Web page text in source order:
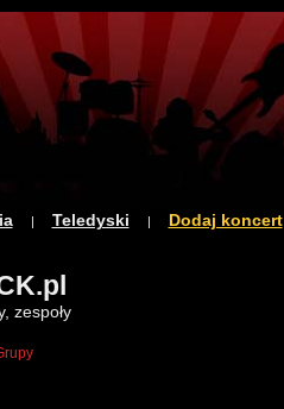
| Teledyski | Dodaj koncert
zespoły